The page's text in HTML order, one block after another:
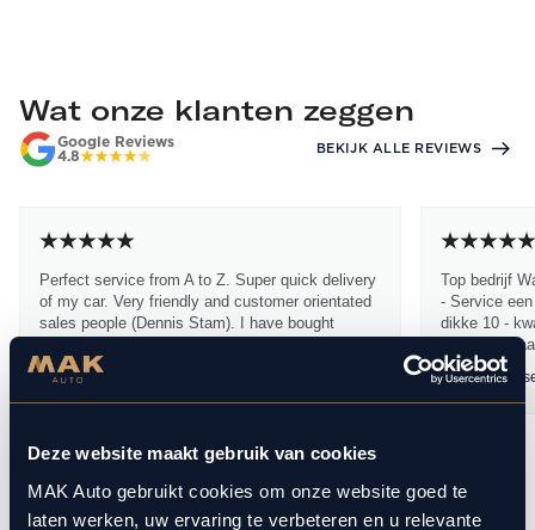
Deze website maakt gebruik van cookies
MAK Auto gebruikt cookies om onze website goed te
laten werken, uw ervaring te verbeteren en u relevante
Wat onze klanten zeggen
Google Reviews
4.8
BEKIJK ALLE REVIEWS
Perfect service from A to Z. Super quick delivery
of my car. Very friendly and customer orientated
sales people (Dennis Stam). I have bought
Lukasz Mac
Top bedrijf
- Service
dikke 10 -
dikke 10
Ramon